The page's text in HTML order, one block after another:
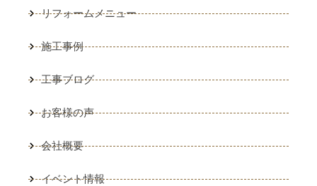
リフォームメニュー
施工事例
工事ブログ
お客様の声
会社概要
イベント情報